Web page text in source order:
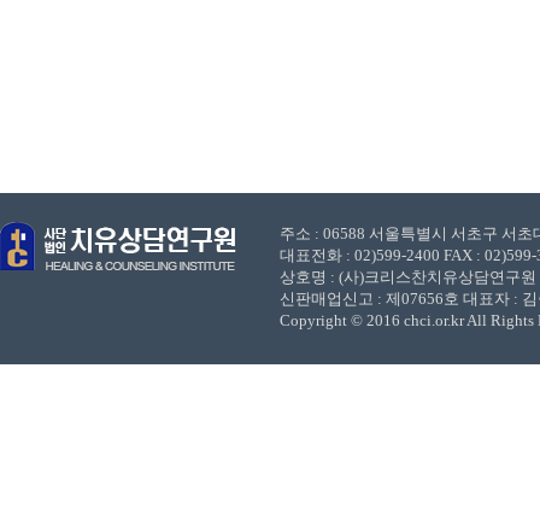
주소 : 06588 서울특별시 서초구 서초
대표전화 : 02)599-2400 FAX :
상호명 : (사)크리스찬치유상담연구
신판매업신고 : 제07656호 대표자 :
Copyright © 2016 chci.or.kr All Rights